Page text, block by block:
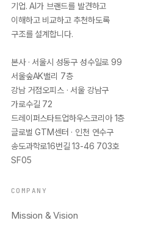
기업. AI가 브랜드를 발견하고
이해하고 비교하고 추천하도록
구조를 설계합니다.
본사 · 서울시 성동구 성수일로 99
서울숲AK밸리 7층
강남 거점오피스 · 서울 강남구
가로수길 72
드레이퍼스타트업하우스코리아 1층
글로벌 GTM센터 · 인천 연수구
송도과학로16번길 13-46 703호
SF05
COMPANY
Mission & Vision